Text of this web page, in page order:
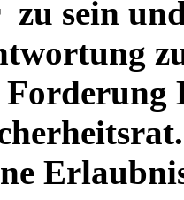
sein